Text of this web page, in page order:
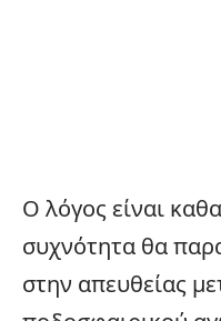
Ο λόγος είναι
συχνότητα θα
στην απευθείας